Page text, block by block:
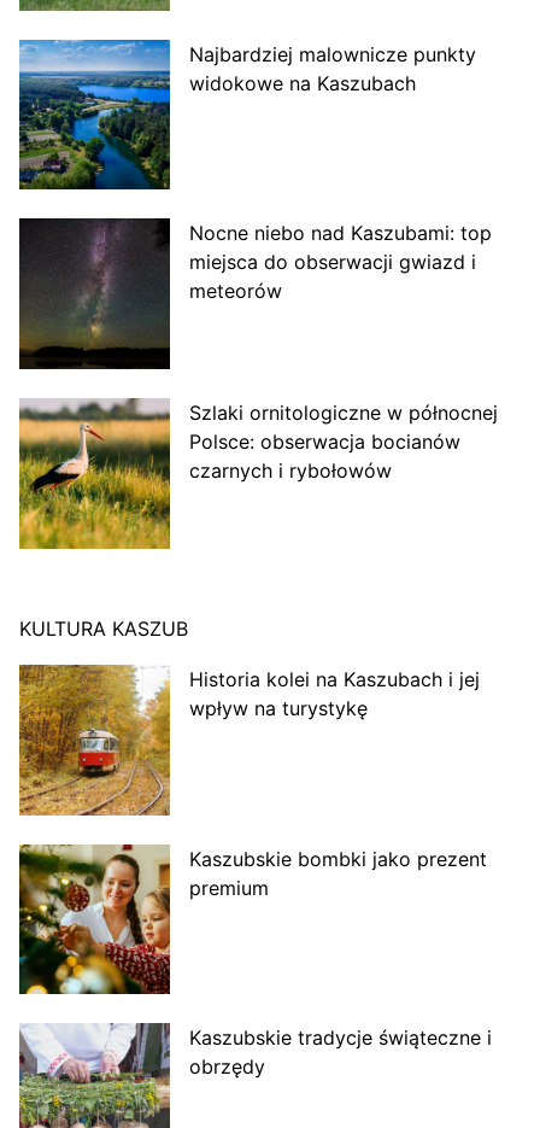
Najbardziej malownicze punkty
widokowe na Kaszubach
Nocne niebo nad Kaszubami: top
miejsca do obserwacji gwiazd i
meteorów
Szlaki ornitologiczne w północnej
Polsce: obserwacja bocianów
czarnych i rybołowów
KULTURA KASZUB
Historia kolei na Kaszubach i jej
wpływ na turystykę
Kaszubskie bombki jako prezent
premium
Kaszubskie tradycje świąteczne i
obrzędy